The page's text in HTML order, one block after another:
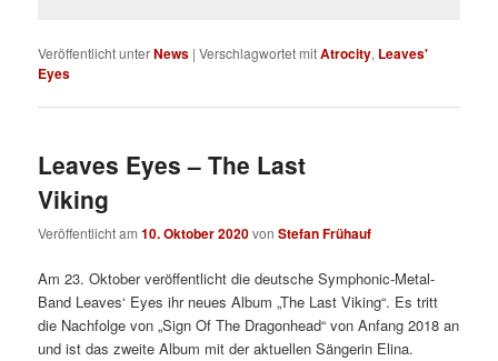
Veröffentlicht unterNews |Verschlagwortet mitAtrocity, Leaves'
Eyes
Leaves Eyes – The Last
Viking
Veröffentlicht am10. Oktober 2020vonStefan Frühauf
Am 23. Oktober veröffentlicht die deutsche Symphonic-Metal-
Band Leaves‘ Eyes ihr neues Album „The Last Viking“. Es tritt
die Nachfolge von „Sign Of The Dragonhead“ von Anfang 2018 an
und ist das zweite Album mit der aktuellen Sängerin Elina.